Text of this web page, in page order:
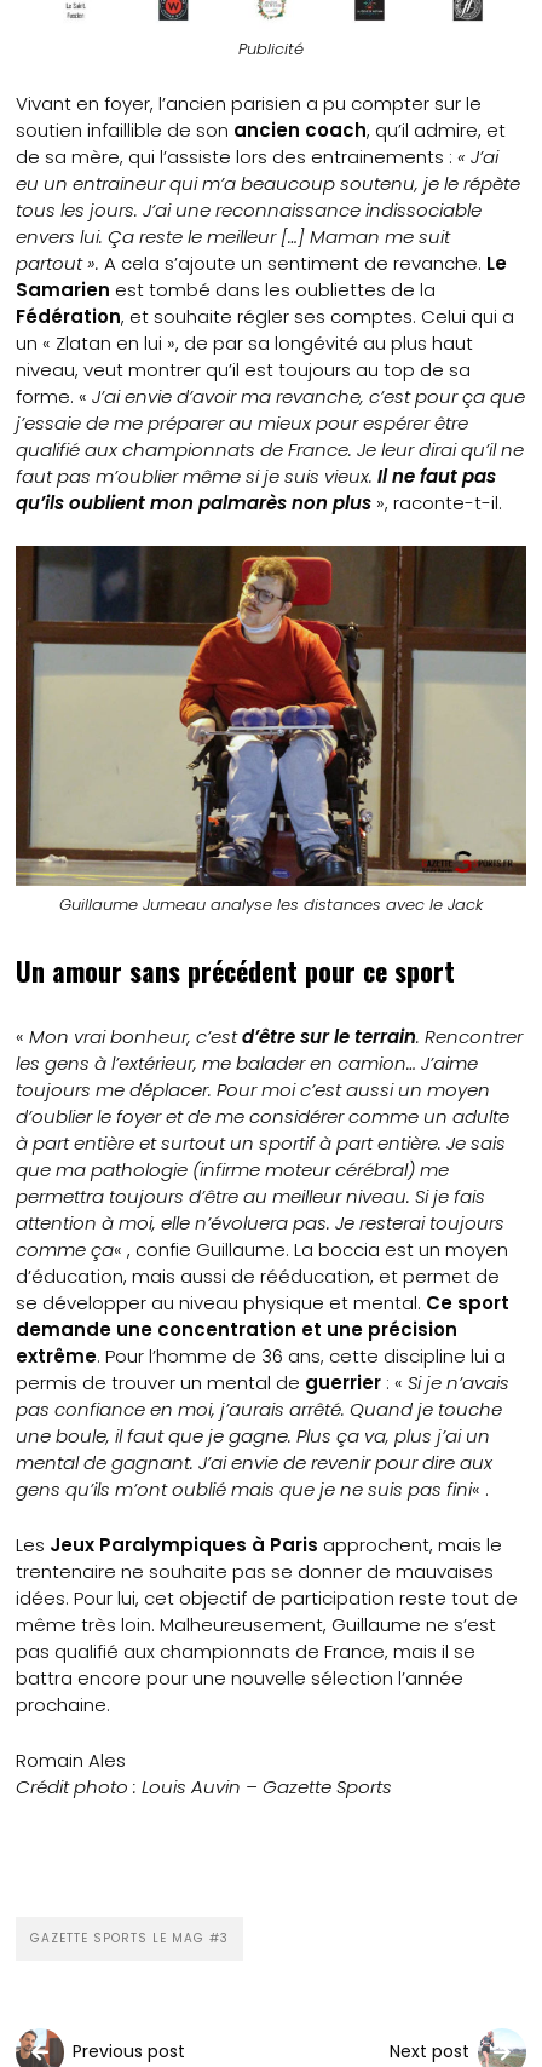
Publicité
Vivant en foyer, l’ancien parisien a pu compter sur le
soutien infaillible de son ancien coach, qu’il admire, et
de sa mère, qui l’assiste lors des entrainements :« J’ai
eu un entraineur qui m’a beaucoup soutenu, je le répète
tous les jours. J’ai une reconnaissance indissociable
envers lui. Ça reste le meilleur […] Maman me suit
partout ». A cela s’ajoute un sentiment de revanche. Le
Samarien est tombé dans les oubliettes de la
Fédération, et souhaite régler ses comptes. Celui qui a
un « Zlatan en lui », de par sa longévité au plus haut
niveau, veut montrer qu’il est toujours au top de sa
forme. «J’ai envie d’avoir ma revanche, c’est pour ça que
j’essaie de me préparer au mieux pour espérer être
qualifié aux championnats de France. Je leur dirai qu’il ne
faut pas m’oublier même si je suis vieux.Il ne faut pas
qu’ils oublient mon palmarès non plus », raconte-t-il.
Guillaume Jumeau analyse les distances avec le Jack
Un amour sans précédent pour ce sport
«Mon vrai bonheur, c’estd’être sur le terrain. Rencontrer
les gens à l’extérieur, me balader en camion… J’aime
toujours me déplacer. Pour moi c’est aussi un moyen
d’oublier le foyer et de me considérer comme un adulte
à part entière et surtout un sportif à part entière. Je sais
que ma pathologie (infirme moteur cérébral) me
permettra toujours d’être au meilleur niveau. Si je fais
attention à moi, elle n’évoluera pas. Je resterai toujours
comme ça« , confie Guillaume. La boccia est un moyen
d’éducation, mais aussi de rééducation, et permet de
se développer au niveau physique et mental. Ce sport
demande une concentration et une précision
extrême. Pour l’homme de 36 ans, cette discipline lui a
permis de trouver un mental de guerrier : «Si je n’avais
pas confiance en moi, j’aurais arrêté. Quand je touche
une boule, il faut que je gagne. Plus ça va, plus j’ai un
mental de gagnant. J’ai envie de revenir pour dire aux
gens qu’ils m’ont oublié mais que je ne suis pas fini« .
Les Jeux Paralympiques à Paris approchent, mais le
trentenaire ne souhaite pas se donner de mauvaises
idées. Pour lui, cet objectif de participation reste tout de
même très loin. Malheureusement, Guillaume ne s’est
pas qualifié aux championnats de France, mais il se
battra encore pour une nouvelle sélection l’année
prochaine.
Romain Ales
Crédit photo : Louis Auvin – Gazette Sports
GAZETTE SPORTS LE MAG #3
Previous post Next post